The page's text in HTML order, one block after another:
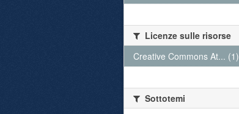
Licenze sulle risorse
Creative Commons At... (1)
Sottotemi